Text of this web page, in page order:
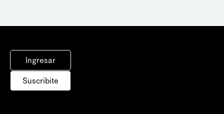
Ingresar
Suscribite